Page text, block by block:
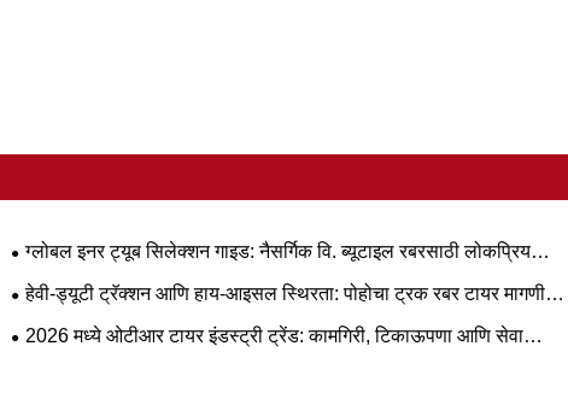
ग्लोबल इनर ट्यूब सिलेक्शन गाइड: नैसर्गिक वि. ब्यूटाइल रबरसाठी लोकप्रिय
आकार आणि परिस्थिती-आधारित अनुप्रयोग
हेवी-ड्यूटी ट्रॅक्शन आणि हाय-आइसल स्थिरता: पोहोचा ट्रक रबर टायर मागणी
ट्रेंड आणि ऑपरेशनल मार्गदर्शक
2026 मध्ये ओटीआर टायर इंडस्ट्री ट्रेंड: कामगिरी, टिकाऊपणा आणि सेवा